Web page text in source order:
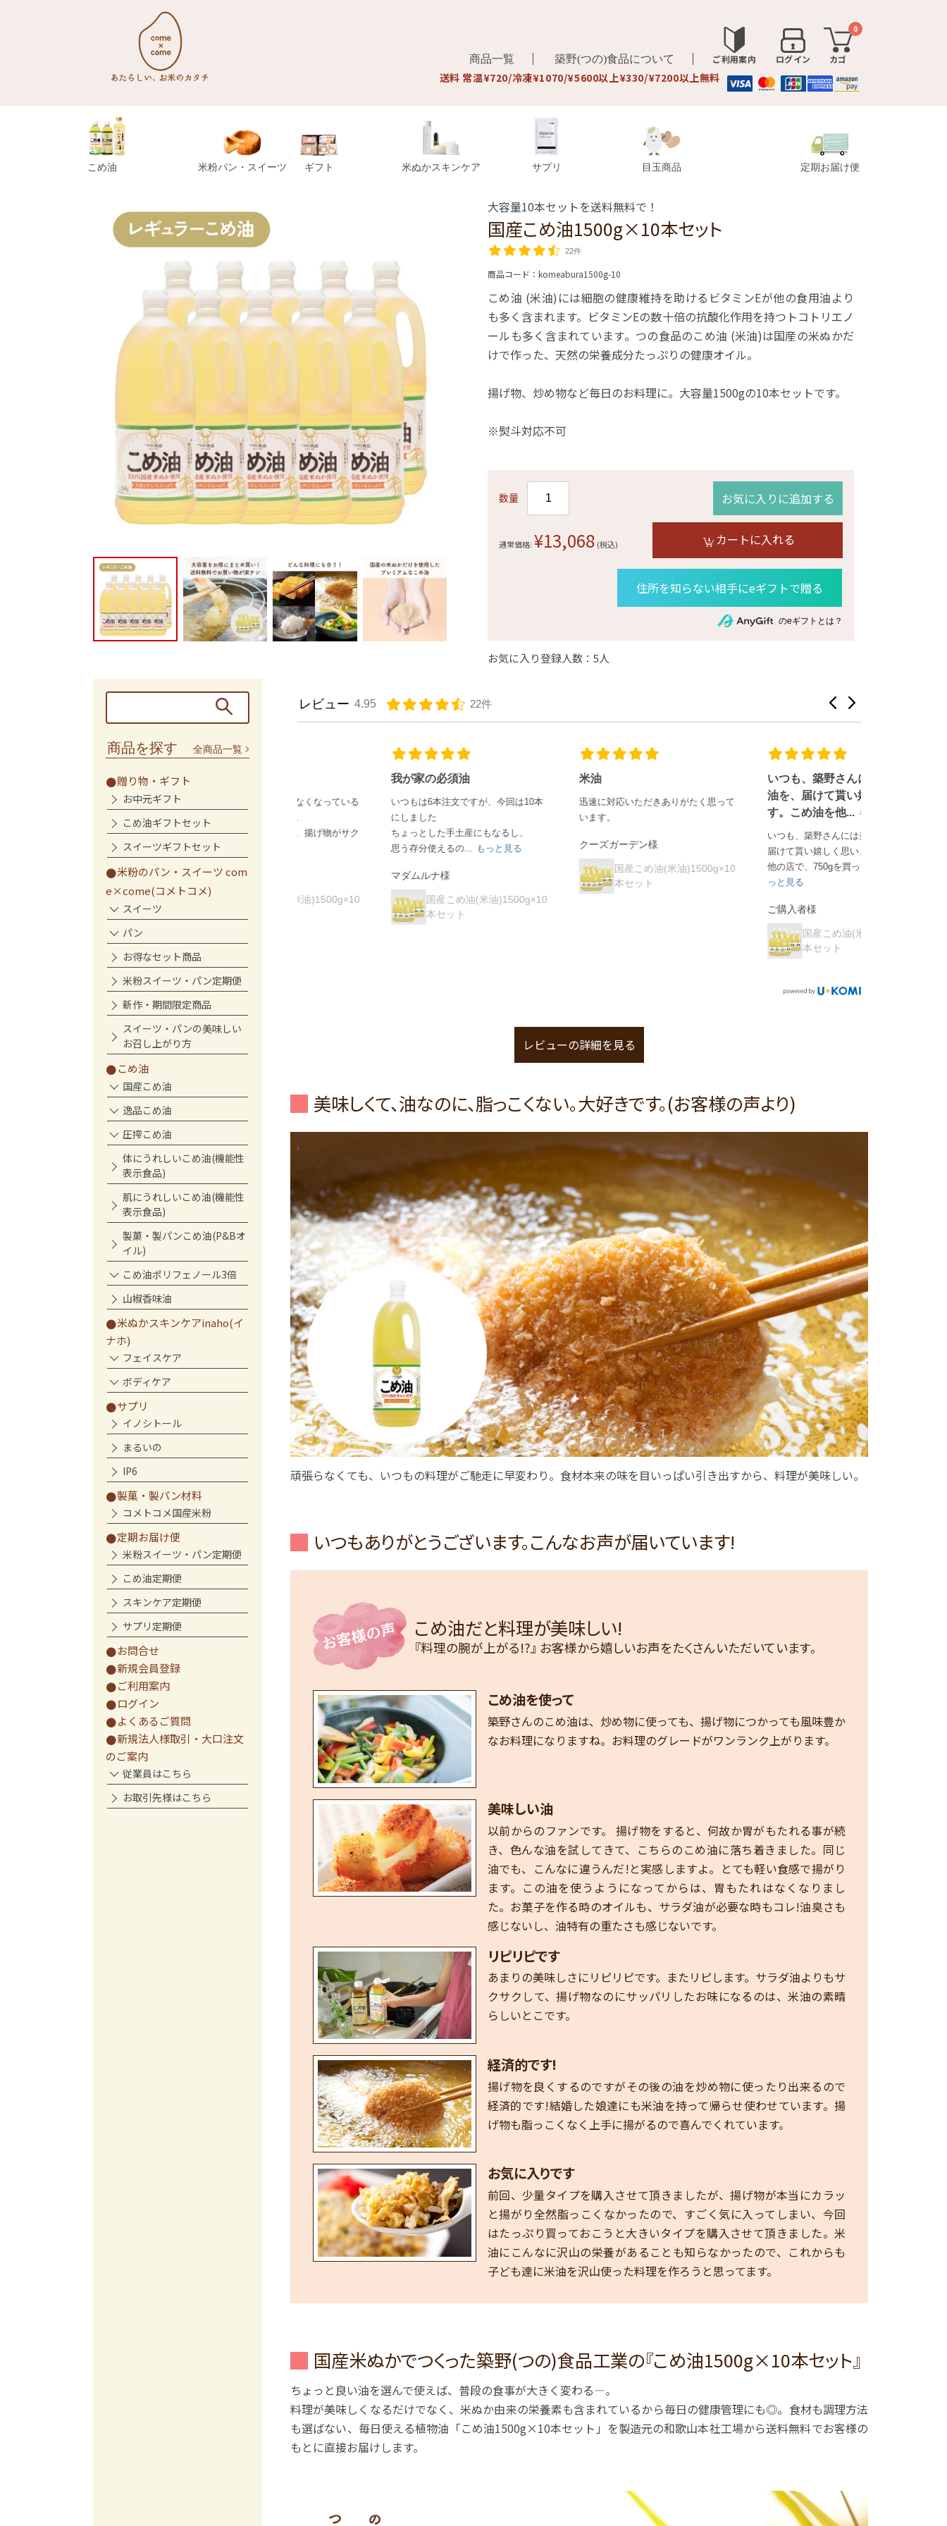
商品一覧 築野(つの)食品について ご利用案内 ログイン カゴ
0
送料 常温¥720/冷凍¥1070/¥5600以上¥330/¥7200以上無料
こめ油 米粉パン・スイーツ ギフト 米ぬかスキンケア サプリ 目玉商品 定期お届け便
大容量10本セットを送料無料で！
国産こめ油1500g×10本セット
22件
商品コード： komeabura1500g-10
こめ油 (米油)には細胞の健康維持を助けるビタミンEが他の食用油より
も多く含まれます。ビタミンEの数十倍の抗酸化作用を持つトコトリエノ
ールも多く含まれています。つの食品のこめ油 (米油)は国産の米ぬかだ
けで作った、天然の栄養成分たっぷりの健康オイル。
揚げ物、炒め物など毎日のお料理に。大容量1500gの10本セットです。
※熨斗対応不可
数量 お気に入りに追加する
通常価格: ¥13,068 (税込) カートに入れる
住所を知らない相手にeギフトで贈る
のeギフトとは？
お気に入り登録人数：5人
商品を探す 全商品一覧
贈り物・ギフト
お中元ギフト
こめ油ギフトセット
スイーツギフトセット
米粉のパン・スイーツ com
e×come(コメトコメ)
スイーツ
パン
お得なセット商品
米粉スイーツ・パン定期便
新作・期間限定商品
スイーツ・パンの美味しい
お召し上がり方
こめ油
国産こめ油
逸品こめ油
圧搾こめ油
体にうれしいこめ油(機能性
表示食品)
肌にうれしいこめ油(機能性
表示食品)
製菓・製パンこめ油(P&Bオ
イル)
こめ油ポリフェノール3倍
山椒香味油
米ぬかスキンケアinaho(イ
ナホ)
フェイスケア
ボディケア
サプリ
イノシトール
まるいの
IP6
製菓・製パン材料
コメトコメ国産米粉
定期お届け便
米粉スイーツ・パン定期便
こめ油定期便
スキンケア定期便
サプリ定期便
お問合せ
新規会員登録
ご利用案内
ログイン
よくあるご質問
新規法人様取引・大口注文
のご案内
従業員はこちら
お取引先様はこちら
レビュー 4.95 22件
愛用しています！
かれこれ何年か分からなくなっている
くらい愛用しています。
何より臭いがないこと、揚げ物がサク
ッと揚が... もっと見る
ペルキン様
国産こめ油(米油)1500g×10
本セット
いつもは6本注文ですが、今回は10本
ちょっとした手土産にもなるし、
思う存分使えるの...もっと見る
国産こめ油(米油)1500g×10
迅速に対応いただきありがたく思って
クーズガーデン様
国産こめ油(米油)1500g×10
いつも、築野さんには美味しい
油を、届けて貰い嬉しく思いま
す。こめ油を他...もっと見る
いつも、築野さんには美味しい油を、
届けて貰い嬉しく思います。こめ油を
他の店で、750gを買っていまし...も
国産こめ油(米油)1500g×10
レビューの詳細を見る
美味しくて、油なのに、脂っこくない。大好きです。(お客様の声より)
頑張らなくても、いつもの料理がご馳走に早変わり。食材本来の味を目いっぱい引き出すから、料理が美味しい。
いつもありがとうございます。こんなお声が届いています!
こめ油だと料理が美味しい!
『料理の腕が上がる!?』 お客様から嬉しいお声をたくさんいただいています。
こめ油を使って
築野さんのこめ油は、炒め物に使っても、揚げ物につかっても風味豊か
なお料理になりますね。お料理のグレードがワンランク上がります。
美味しい油
以前からのファンです。 揚げ物をすると、何故か胃がもたれる事が続
き、色んな油を試してきて、こちらのこめ油に落ち着きました。同じ
油でも、こんなに違うんだ!と実感しますよ。とても軽い食感で揚がり
ます。この油を使うようになってからは、胃もたれはなくなりまし
た。お菓子を作る時のオイルも、サラダ油が必要な時もコレ!油臭さも
感じないし、油特有の重たさも感じないです。
リピリピです
あまりの美味しさにリピリピです。またリピします。サラダ油よりもサ
クサクして、揚げ物なのにサッパリしたお味になるのは、米油の素晴
らしいとこです。
経済的です!
揚げ物を良くするのですがその後の油を炒め物に使ったり出来るので
経済的です!結婚した娘達にも米油を持って帰らせ使わせています。揚
げ物も脂っこくなく上手に揚がるので喜んでくれています。
お気に入りです
前回、少量タイプを購入させて頂きましたが、揚げ物が本当にカラッ
と揚がり全然脂っこくなかったので、すごく気に入ってしまい、今回
はたっぷり買っておこうと大きいタイプを購入させて頂きました。米
油にこんなに沢山の栄養があることも知らなかったので、これからも
子ども達に米油を沢山使った料理を作ろうと思ってます。
国産米ぬかでつくった築野(つの)食品工業の『こめ油1500g×10本セット』
ちょっと良い油を選んで使えば、普段の食事が大きく変わる―。
料理が美味しくなるだけでなく、米ぬか由来の栄養素も含まれているから毎日の健康管理にも◎。食材も調理方法
も選ばない、毎日使える植物油「こめ油1500g×10本セット」を製造元の和歌山本社工場から送料無料でお客様の
もとに直接お届けします。